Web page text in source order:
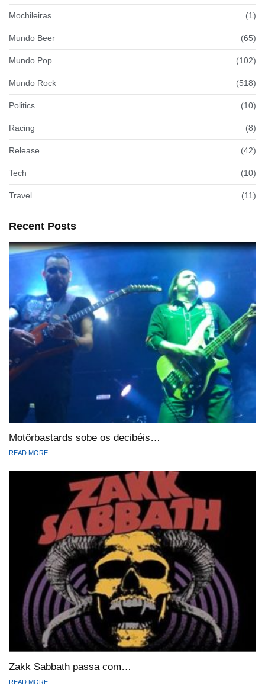
Mochileiras (1)
Mundo Beer (65)
Mundo Pop (102)
Mundo Rock (518)
Politics (10)
Racing (8)
Release (42)
Tech (10)
Travel (11)
Recent Posts
Motörbastards sobe os decibéis…
READ MORE
Zakk Sabbath passa com…
READ MORE